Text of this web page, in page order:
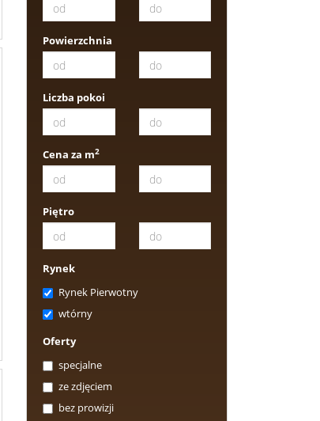
Powierzchnia
Liczba pokoi
Cena za m2
Piętro
Rynek
Rynek Pierwotny
wtórny
Oferty
specjalne
ze zdjęciem
bez prowizji